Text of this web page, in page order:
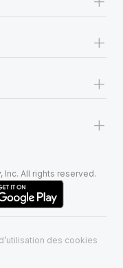
+
+
+
All rights reserved.
des cookies